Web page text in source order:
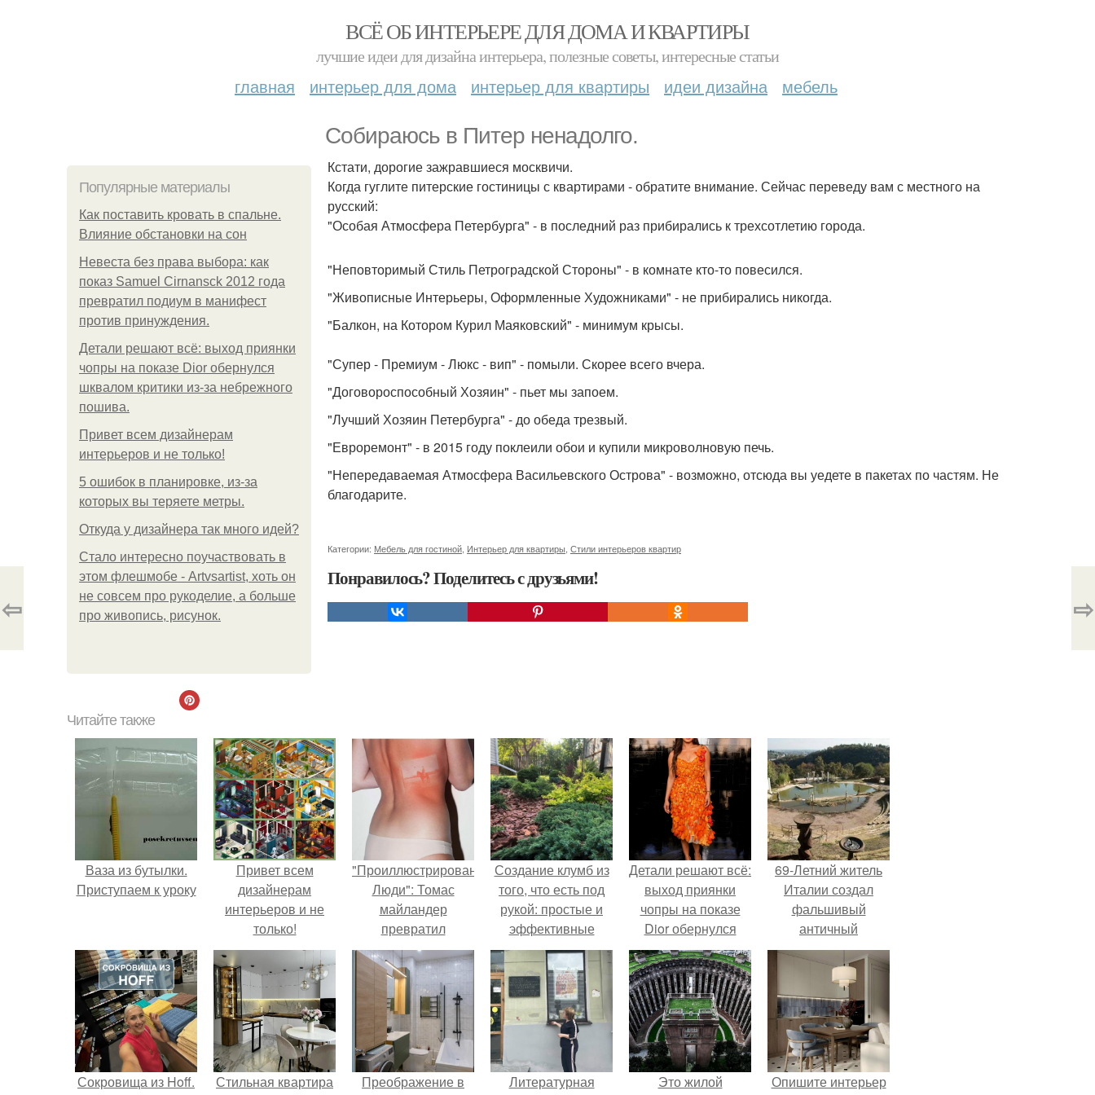
ВСЁ ОБ ИНТЕРЬЕРЕ ДЛЯ ДОМА И КВАРТИРЫ
лучшие идеи для дизайна интерьера, полезные советы, интересные статьи
главная интерьер для дома интерьер для квартиры идеи дизайна мебель
Собираюсь в Питер ненадолго.
Популярные материалы
Как поставить кровать в спальне.
Влияние обстановки на сон
Невеста без права выбора: как
показ Samuel Cirnansck 2012 года
превратил подиум в манифест
против принуждения.
Детали решают всё: выход приянки
чопры на показе Dior обернулся
шквалом критики из-за небрежного
пошива.
Привет всем дизайнерам
интерьеров и не только!
5 ошибок в планировке, из-за
которых вы теряете метры.
Откуда у дизайнера так много идей?
Стало интересно поучаствовать в
этом флешмобе - Artvsartist, хоть он
не совсем про рукоделие, а больше
про живопись, рисунок.
Кстати, дорогие зажравшиеся москвичи.
Когда гуглите питерские гостиницы с квартирами - обратите внимание. Сейчас переведу вам с местного на
русский:
"Особая Атмосфера Петербурга" - в последний раз прибирались к трехсотлетию города.
"Неповторимый Стиль Петроградской Стороны" - в комнате кто-то повесился.
"Живописные Интерьеры, Оформленные Художниками" - не прибирались никогда.
"Балкон, на Котором Курил Маяковский" - минимум крысы.
"Супер - Премиум - Люкс - вип" - помыли. Скорее всего вчера.
"Договороспособный Хозяин" - пьет мы запоем.
"Лучший Хозяин Петербурга" - до обеда трезвый.
"Евроремонт" - в 2015 году поклеили обои и купили микроволновую печь.
"Непередаваемая Атмосфера Васильевского Острова" - возможно, отсюда вы уедете в пакетах по частям. Не
благодарите.
Категории: Мебель для гостиной Интерьер для квартиры Стили интерьеров квартир
Понравилось? Поделитесь с друзьями!
⇦ ⇨
Читайте также
Ваза из бутылки.
Приступаем к уроку
Привет всем
дизайнерам
интерьеров и не
только!
"Проиллюстрированные
Люди": Томас
майландер
превратил
солнечные ожоги в
арт - объект.
Создание клумб из
того, что есть под
рукой: простые и
эффективные
рецепты
Детали решают всё:
выход приянки
чопры на показе
Dior обернулся
шквалом критики
из-за небрежного
пошива.
69-Летний житель
Италии создал
фальшивый
античный
амфитеатр и
долгое время
успешно выдавал
его за настоящее
историческое
наследие.
Сокровища из Hoff.
Стильная квартира
Преображение в
Литературная
Это жилой
Опишите интерьер